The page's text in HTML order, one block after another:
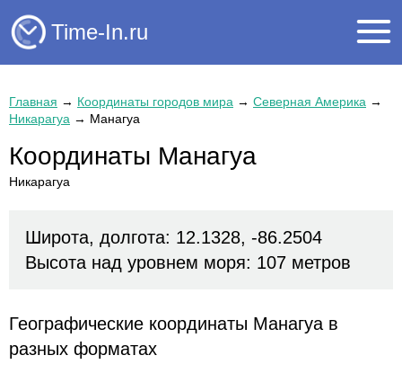
Time-In.ru
Главная → Координаты городов мира → Северная Америка →
Никарагуа → Манагуа
Координаты Манагуа
Никарагуа
Широта, долгота: 12.1328, -86.2504
Высота над уровнем моря: 107 метров
Географические координаты Манагуа в
разных форматах